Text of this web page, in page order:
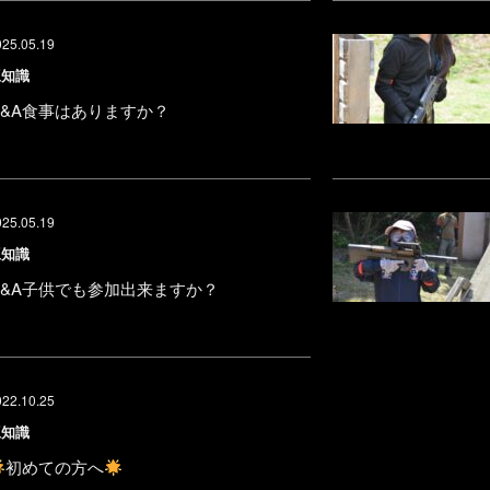
識
食事はありますか？
識
子供でも参加出来ますか？
識
初めての方へ